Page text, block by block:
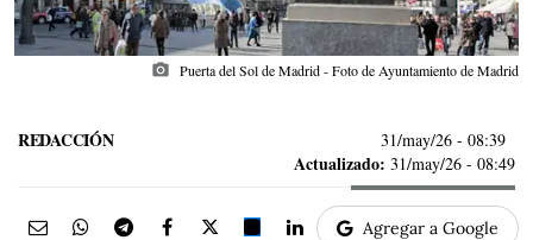
photo_camera Puerta del Sol de Madrid - Foto de Ayuntamiento de Madrid
REDACCIÓN 31/may/26 - 08:39
Actualizado: 31/may/26 - 08:49
Agregar a Google